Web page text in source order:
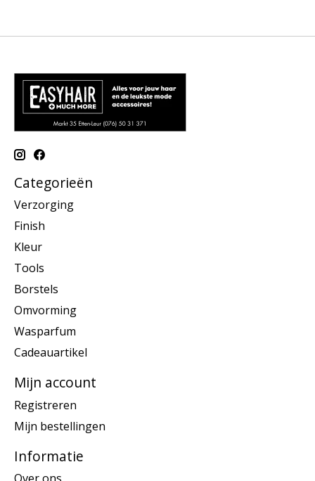
Categorieën
Verzorging
Finish
Kleur
Tools
Borstels
Omvorming
Wasparfum
Cadeauartikel
Mijn account
Registreren
Mijn bestellingen
Informatie